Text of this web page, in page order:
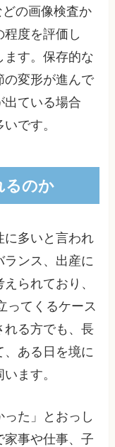
の画像検査か
程度を評価し
ます。保存的な
の変形が進んで
出ている場合
です。
るのか
に多いと言われ
ンス、出産に
られており、
ってくるケース
れる方でも、長
ある日を境に
ます。
った」とおっし
家事や仕事、子